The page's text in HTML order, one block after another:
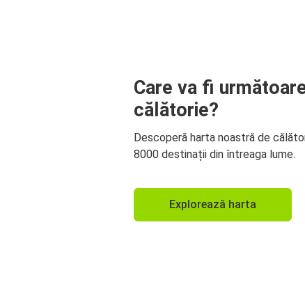
Vicenza
Modena
Care va fi
călătorie?
Descoperă harta noastră de
8000 destinații din întreaga lume.
Explorează harta